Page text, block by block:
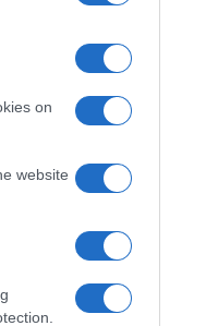
on
website